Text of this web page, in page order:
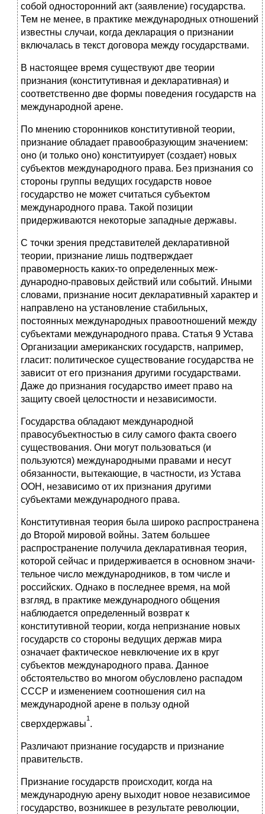
собой односторонний акт (заявление) государства.
Тем не менее, в практике международных отношений
известны случаи, когда декларация о признании
включалась в текст договора между государствами.
В настоящее время существуют две теории
признания (конститу­тивная и декларативная) и
соответственно две формы поведения государств на
международной арене.
По мнению сторонников конститутивной теории,
признание обладает правообразующим значением:
оно (и только оно) консти­туирует (создает) новых
субъектов международного права. Без при­знания со
стороны группы ведущих государств новое
государство не может считаться субъектом
международного права. Такой позиции
придерживаются некоторые западные державы.
С точки зрения представителей декларативной
теории, призна­ние лишь подтверждает
правомерность каких-то определенных меж­
дународно-правовых действий или событий. Иными
словами, призна­ние носит декларативный характер и
направлено на установление стабильных,
постоянных международных правоотношений между
субъектами международного права. Статья 9 Устава
Организации американских государств, например,
гласит: политическое существо­вание государства не
зависит от его признания другими государства­ми.
Даже до признания государство имеет право на
защиту своей целостности и независимости.
Государства обладают международной
правосубъектностью в силу самого факта своего
существования. Они могут пользоваться (и
пользуются) международными правами и несут
обязанности, вытекающие, в частности, из Устава
ООН, неза­висимо от их признания другими
субъектами международного права.
Конститутивная теория была широко распространена
до Второй мировой войны. Затем большее
распространение получила деклара­тивная теория,
которой сейчас и придерживается в основном значи­
тельное число международников, в том числе и
российских. Однако в последнее время, на мой
взгляд, в практике международного обще­ния
наблюдается определенный возврат к
конститутивной теории, когда непризнание новых
государств со стороны ведущих держав мира
означает фактическое невключение их в круг
субъектов между­народного права. Данное
обстоятельство во многом обусловлено рас­падом
СССР и изменением соотношения сил на
международной арене в пользу одной
сверхдержавы
1
.
Различают признание государств и признание
правительств.
Признание государств происходит, когда на
международную арену выходит новое независимое
государство, возникшее в результате революции,